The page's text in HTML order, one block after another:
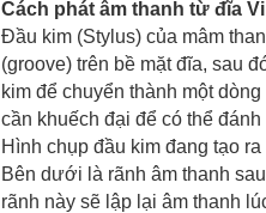
Cách phát âm thanh từ đĩa
Đầu kim (Stylus) của mâm
(groove) trên bề mặt đĩa, sau
kim để chuyển thành một
cần khuếch đại để có thể
Hình chụp đầu kim đang tạo
Bên dưới là rãnh âm thanh
rãnh này sẽ lập lại âm thanh